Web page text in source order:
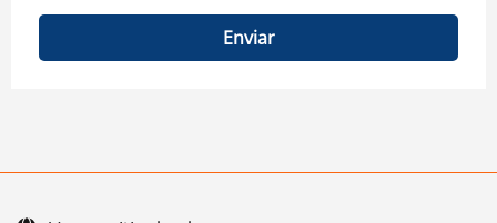
Enviar